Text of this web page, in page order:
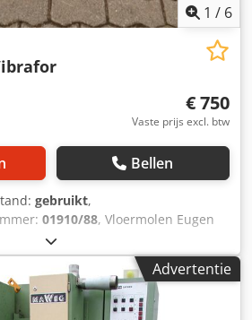
1 / 6
€ 750
Vaste prijs excl. btw
Bellen
gebruikt,
01910/88, Vloermolen Eugen
Aipskr Type: Vibrafor Kracht van
220 oppervlakte trillen Stofzak
- bezichtigd worden
Advertentie